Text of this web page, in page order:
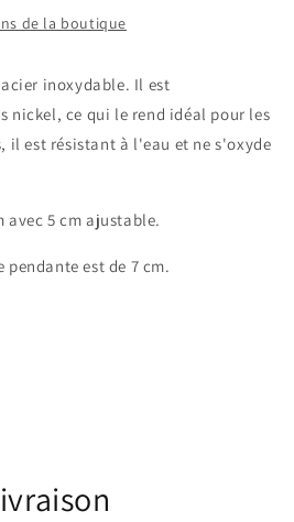
de la boutique
inoxydable. Il est
nickel, ce qui le rend idéal pour les
il est résistant à l'eau et ne s'oxyde
avec 5 cm ajustable.
est de 7 cm.